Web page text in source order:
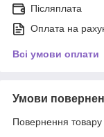
Післяплата
Оплата на
Всі умови оплати
Умови
Повернення